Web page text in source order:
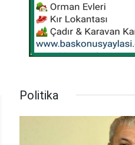
Politika